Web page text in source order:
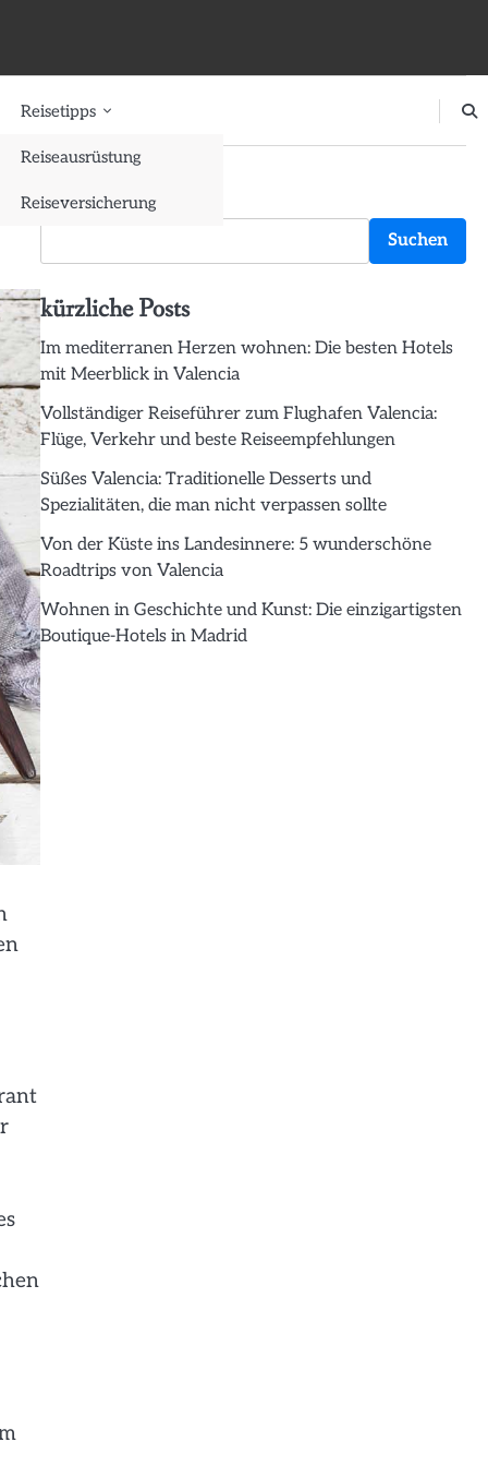
Reisetipps
Reiseausrüstung
Reiseversicherung
Suchen
Suchen
kürzliche Posts
Im mediterranen Herzen wohnen: Die besten Hotels
mit Meerblick in Valencia
Vollständiger Reiseführer zum Flughafen Valencia:
Flüge, Verkehr und beste Reiseempfehlungen
Süßes Valencia: Traditionelle Desserts und
Spezialitäten, die man nicht verpassen sollte
Von der Küste ins Landesinnere: 5 wunderschöne
Roadtrips von Valencia
Wohnen in Geschichte und Kunst: Die einzigartigsten
Boutique-Hotels in Madrid